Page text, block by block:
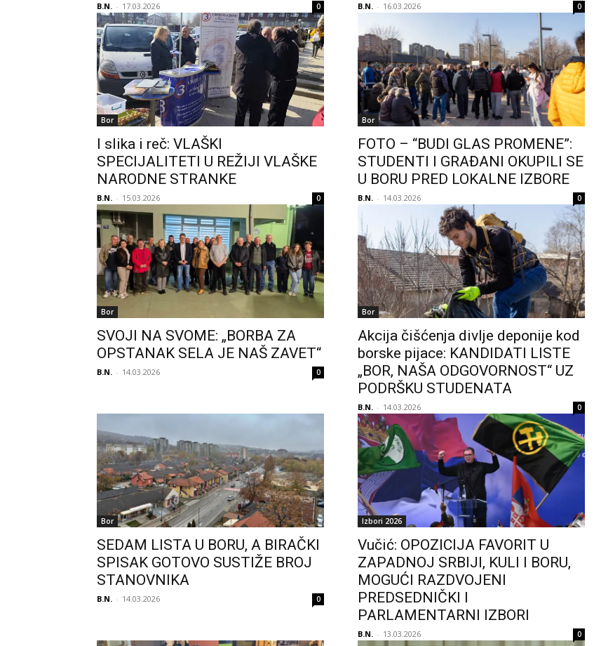
B.N. - 17.03.2026 0 B.N. - 16.03.2026 0
Bor
I slika i reč: VLAŠKI
SPECIJALITETI U REŽIJI VLAŠKE
NARODNE STRANKE
B.N. - 15.03.2026 0
Bor
FOTO – “BUDI GLAS PROMENE”:
STUDENTI I GRAĐANI OKUPILI SE
U BORU PRED LOKALNE IZBORE
B.N. - 14.03.2026 0
Bor
SVOJI NA SVOME: „BORBA ZA
OPSTANAK SELA JE NAŠ ZAVET“
B.N. - 14.03.2026 0
Bor
Akcija čišćenja divlje deponije kod
borske pijace: KANDIDATI LISTE
„BOR, NAŠA ODGOVORNOST“ UZ
PODRŠKU STUDENATA
B.N. - 14.03.2026 0
Bor
SEDAM LISTA U BORU, A BIRAČKI
SPISAK GOTOVO SUSTIŽE BROJ
STANOVNIKA
B.N. - 14.03.2026 0
Izbori 2026
Vučić: OPOZICIJA FAVORIT U
ZAPADNOJ SRBIJI, KULI I BORU,
MOGUĆI RAZDVOJENI
PREDSEDNIČKI I
PARLAMENTARNI IZBORI
B.N. - 13.03.2026 0